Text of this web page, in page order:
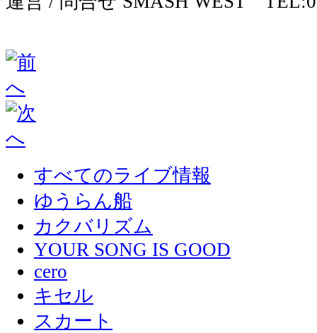
すべてのライブ情報
ゆうらん船
カクバリズム
YOUR SONG IS GOOD
cero
キセル
スカート